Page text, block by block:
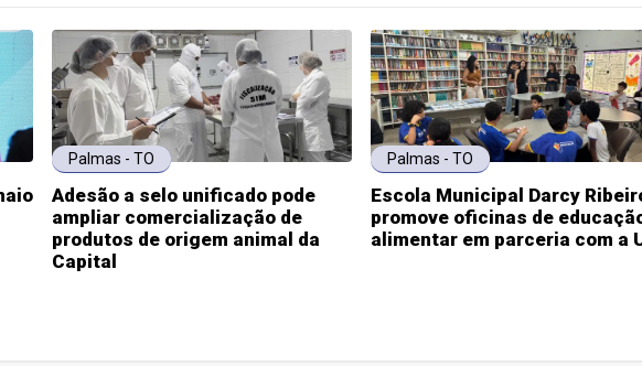
Palmas - TO
Adesão a selo unificado pode
ampliar comercialização de
produtos de origem animal da
Capital
Palmas - TO
Escola Municipal Darcy
promove oficinas de
alimentar em parceria com a